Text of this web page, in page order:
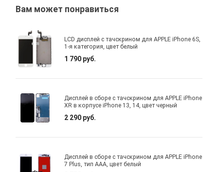
Вам может понравиться
LCD дисплей с тачскрином для APPLE iPhone 6S,
1-я категория, цвет белый
1 790 руб.
Дисплей в сборе с тачскрином для APPLE iPhone
XR в корпусе iPhone 13, 14, цвет черный
2 290 руб.
Дисплей в сборе с тачскрином для APPLE iPhone
7 Plus, тип AAA, цвет белый